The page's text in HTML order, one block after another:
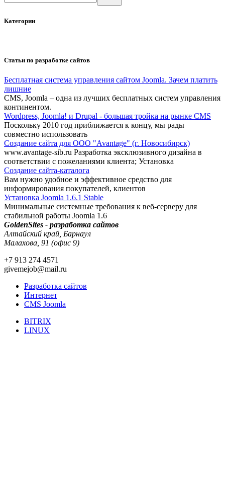
Категории
Статьи по разработке сайтов
Бесплатная система управления сайтом Joomla. Зачем платить
лишние
CMS, Joomla – одна из лучших бесплатных систем управления
континентом.
Wordpress, Joomla! и Drupal - большая тройка на рынке CMS
Поскольку 2010 год приближается к концу, мы рады
совместно использовать
Создание сайта для ООО "Avantage" (г. Новосибирск)
www.avantage-sib.ru Разработка эксклюзивного дизайна в
соответствии с пожеланиями клиента; Установка
Создание сайта-каталога
Вам нужно удобное и эффективное средство для
информирования покупателей, клиентов
Установка Joomla 1.6.1 Stable
Минимальные системные требования к веб-серверу для
стабильной работы Joomla 1.6
GoldenSites - разработка сайтов
Алтайский край, Барнаул
Малахова, 91 (офис 9)
+7 913 274 4571
givemejob@mail.ru
Разработка сайтов
Интернет
CMS Joomla
BITRIX
LINUX